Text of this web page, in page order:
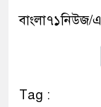
বাংলা৭১নিউজ/
Tag :